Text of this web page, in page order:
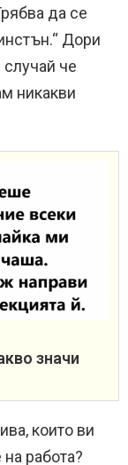
да се
Дори
че
никакви
значи
които ви
работа?